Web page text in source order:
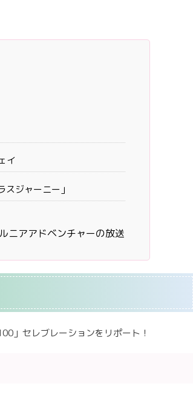
イ
ジャーニー」
アアドベンチャーの放送
」セレブレーションをリポート！